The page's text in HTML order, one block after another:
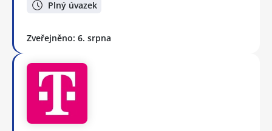
Plný úvazek
Zveřejněno: 6. srpna